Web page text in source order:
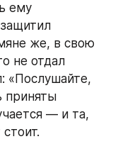
ему
же, в свою
не отдал
«Послушайте,
приняты
— и та,